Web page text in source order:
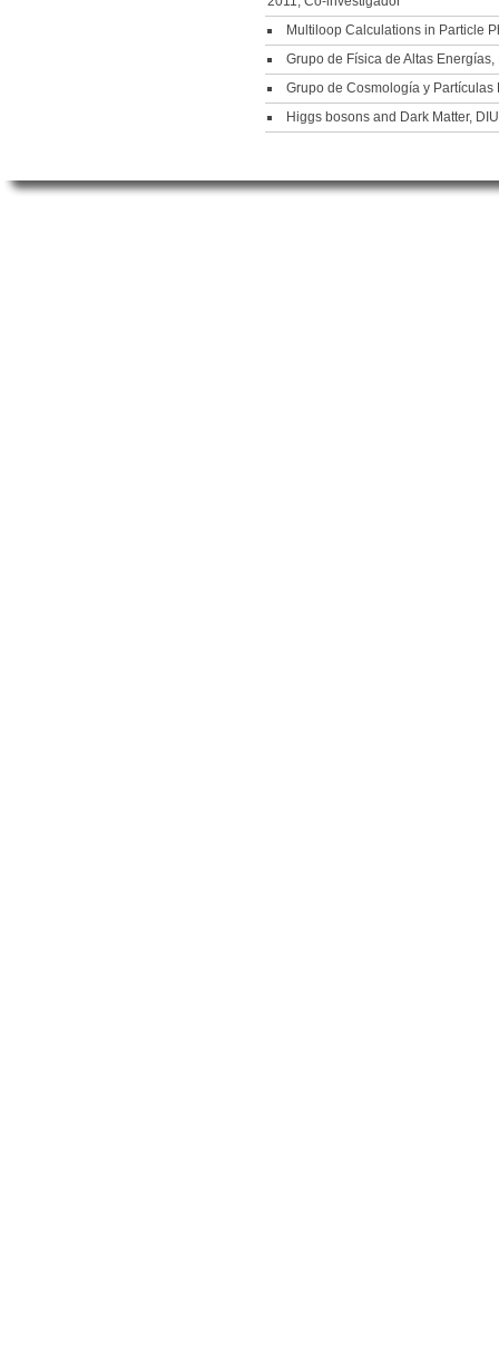
Multiloop Calculations in Particle
Grupo de Física de Altas
Grupo de Cosmología y
Higgs bosons and Dark Matter,